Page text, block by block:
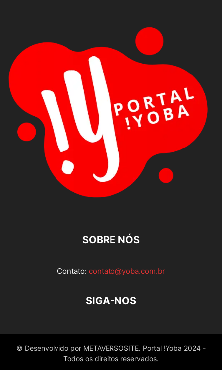
SOBRE NÓS
Contato: contato@yoba.com.br
SIGA-NOS
© Desenvolvido por METAVERSOSITE. Portal !Yoba 2024 -
Todos os direitos reservados.